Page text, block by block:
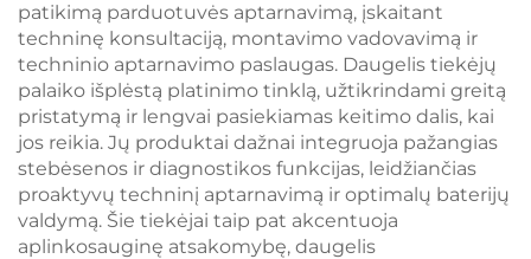
patikimą parduotuvės aptarnavimą, įskaitant
techninę konsultaciją, montavimo vadovavimą ir
techninio aptarnavimo paslaugas. Daugelis tiekėjų
palaiko išplėstą platinimo tinklą, užtikrindami greitą
pristatymą ir lengvai pasiekiamas keitimo dalis, kai
jos reikia. Jų produktai dažnai integruoja pažangias
stebėsenos ir diagnostikos funkcijas, leidžiančias
proaktyvų techninį aptarnavimą ir optimalų baterijų
valdymą. Šie tiekėjai taip pat akcentuoja
aplinkosauginę atsakomybę, daugelis